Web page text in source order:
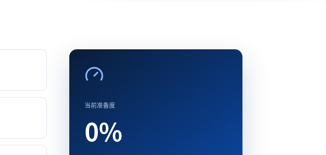
当前准备度
0%